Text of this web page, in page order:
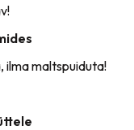
ilma maltspuiduta!